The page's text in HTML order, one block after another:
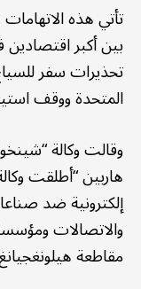
تأتي هذه
بين أكبر اقتصادين
تحذيرات سفر
المتحدة ووقف
وقالت وكالة
هاربين “أطلقت
إلكترونية ضد
والاتصالات
مقاطعة